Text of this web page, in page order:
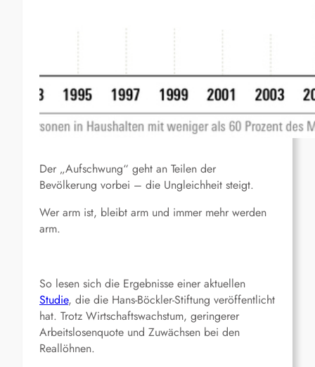
Der „Aufschwung“ geht an Teilen der
Bevölkerung vorbei – die Ungleichheit steigt.
Wer arm ist, bleibt arm und immer mehr werden
arm.
So lesen sich die Ergebnisse einer aktuellen
Studie, die die Hans-Böckler-Stiftung veröffentlicht
hat. Trotz Wirtschaftswachstum, geringerer
Arbeitslosenquote und Zuwächsen bei den
Reallöhnen.